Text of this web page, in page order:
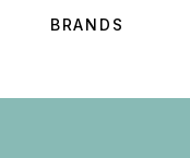
BRANDS